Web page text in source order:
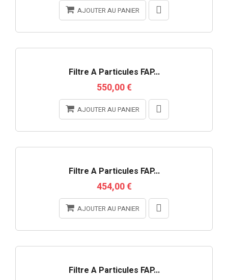
AJOUTER AU PANIER
Filtre À Particules FAP...
550,00 €
AJOUTER AU PANIER
Filtre À Particules FAP...
454,00 €
AJOUTER AU PANIER
Filtre À Particules FAP...